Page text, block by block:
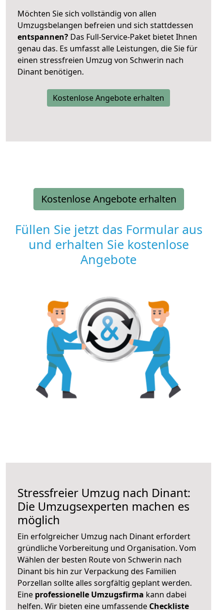
Möchten Sie sich vollständig von allen
Umzugsbelangen befreien und sich stattdessen
entspannen? Das Full-Service-Paket bietet Ihnen
genau das. Es umfasst alle Leistungen, die Sie für
einen stressfreien Umzug von Schwerin nach
Dinant benötigen.
Kostenlose Angebote erhalten
Kostenlose Angebote erhalten
Füllen Sie jetzt das Formular aus
und erhalten Sie kostenlose
Angebote
Stressfreier Umzug nach Dinant:
Die Umzugsexperten machen es
möglich
Ein erfolgreicher Umzug nach Dinant erfordert
gründliche Vorbereitung und Organisation. Vom
Wählen der besten Route von Schwerin nach
Dinant bis hin zur Verpackung des Familien
Porzellan sollte alles sorgfältig geplant werden.
Eine professionelle Umzugsfirma kann dabei
helfen. Wir bieten eine umfassende Checkliste